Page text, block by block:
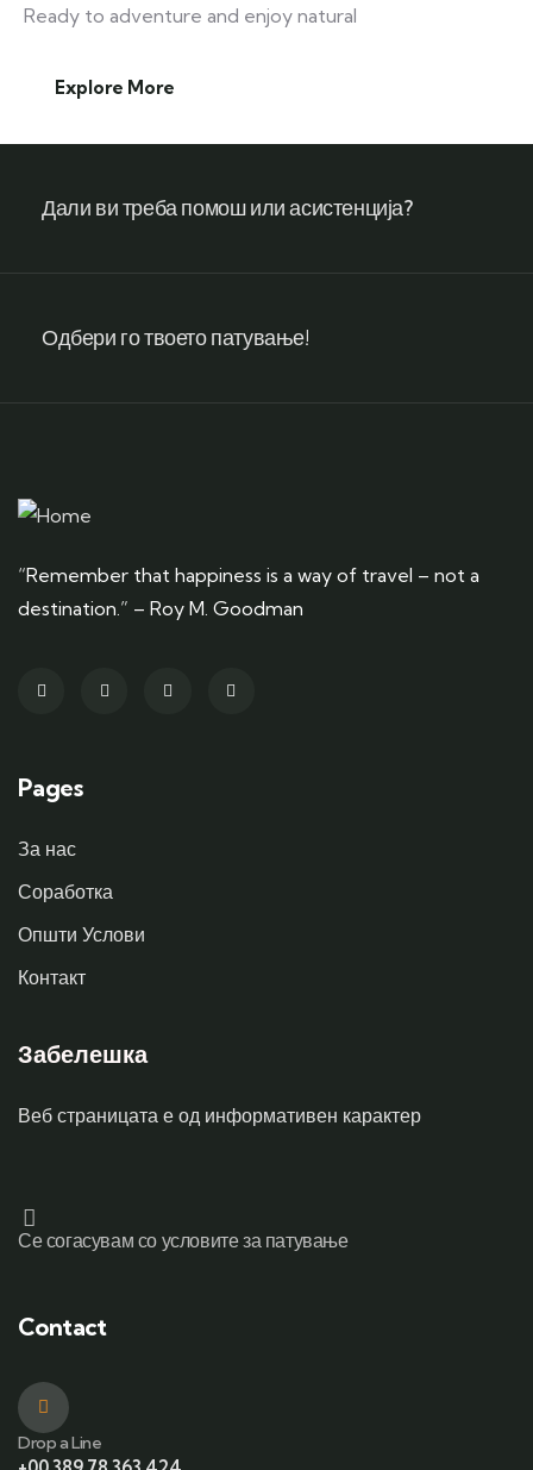
Ready to adventure and enjoy natural
Explore More
Дали ви треба помош или асистенција?
Одбери го твоето патување!
“Remember that happiness is a way of travel – not a
destination.” – Roy M. Goodman
Pages
За нас
Соработка
Општи Услови
Контакт
Забелешка
Веб страницата е од информативен карактер
Се согасувам со условите за патување
Contact
Drop a Line